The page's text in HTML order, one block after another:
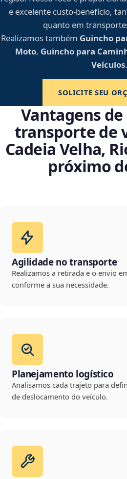
e excelente custo-benefício,
quanto em
Realizamos também Guincho
Moto, Guincho para
Veículos.
SOLICITE SEU
Vantagens
transporte de
Cadeia Velha,
próximo
Agilidade no transporte
Realizamos a retirada e o envio
conforme a sua necessidade.
Planejamento logístico
Analisamos cada trajeto para
de deslocamento do veículo.